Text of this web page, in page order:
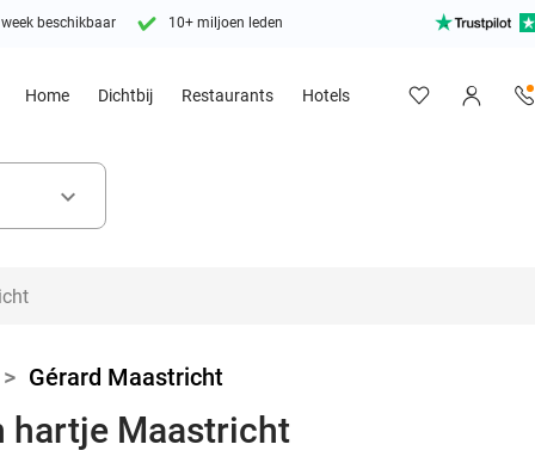
beschikbaar 10+ miljoen leden
Home Dichtbij Restaurants Hotels
keyboard_arrow_down
Gérard Maastricht
hartje Maastricht